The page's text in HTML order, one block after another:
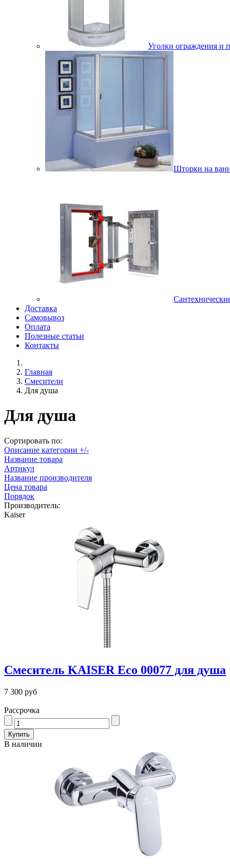
Уголки ограждения и
Шторки на
Доставка
Самовывоз
Оплата
Полезные статьи
Контакты
Главная
Смесители
Для душа
Для душа
Сортировать по:
Описание категории +/-
Название товара
Артикул
Название производителя
Цена товара
Порядок
Производитель:
Kaiser
Смеситель KAISER Eco 00077 для душа
7 300 руб
Рассрочка
В наличии